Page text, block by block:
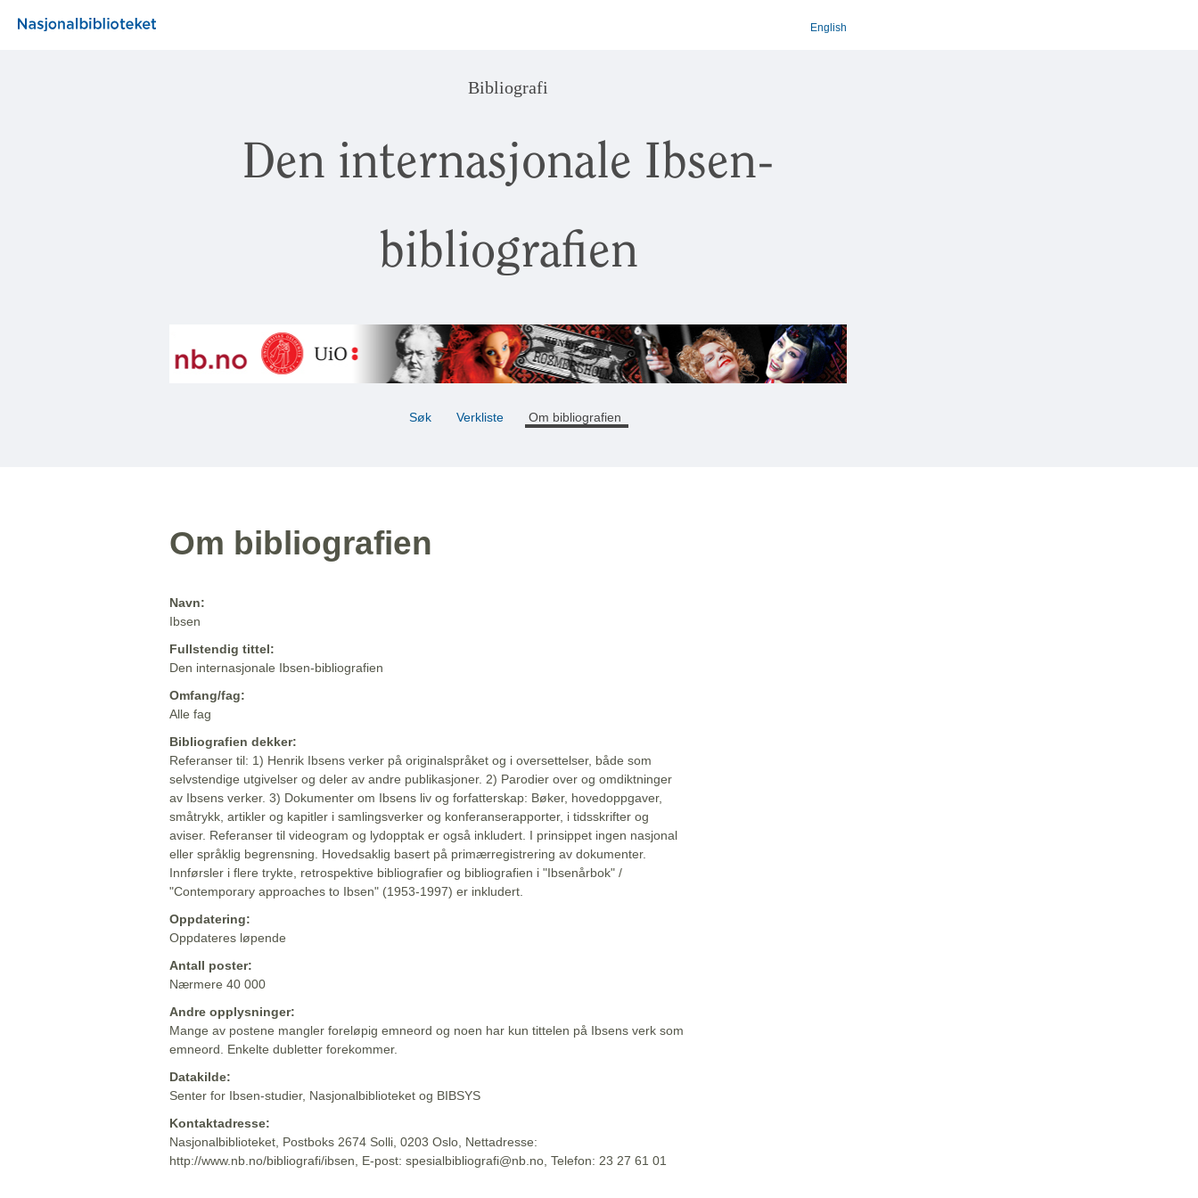
English
Bibliografi
Den internasjonale Ibsen-
bibliografien
Søk Verkliste Om bibliografien
Om bibliografien
Navn:
Ibsen
Fullstendig tittel:
Den internasjonale Ibsen-bibliografien
Omfang/fag:
Alle fag
Bibliografien dekker:
Referanser til: 1) Henrik Ibsens verker på originalspråket og i oversettelser, både som
selvstendige utgivelser og deler av andre publikasjoner. 2) Parodier over og omdiktninger
av Ibsens verker. 3) Dokumenter om Ibsens liv og forfatterskap: Bøker, hovedoppgaver,
småtrykk, artikler og kapitler i samlingsverker og konferanserapporter, i tidsskrifter og
aviser. Referanser til videogram og lydopptak er også inkludert. I prinsippet ingen nasjonal
eller språklig begrensning. Hovedsaklig basert på primærregistrering av dokumenter.
Innførsler i flere trykte, retrospektive bibliografier og bibliografien i "Ibsenårbok" /
"Contemporary approaches to Ibsen" (1953-1997) er inkludert.
Oppdatering:
Oppdateres løpende
Antall poster:
Nærmere 40 000
Andre opplysninger:
Mange av postene mangler foreløpig emneord og noen har kun tittelen på Ibsens verk som
emneord. Enkelte dubletter forekommer.
Datakilde:
Senter for Ibsen-studier, Nasjonalbiblioteket og BIBSYS
Kontaktadresse:
Nasjonalbiblioteket, Postboks 2674 Solli, 0203 Oslo, Nettadresse:
http://www.nb.no/bibliografi/ibsen, E-post: spesialbibliografi@nb.no, Telefon: 23 27 61 01